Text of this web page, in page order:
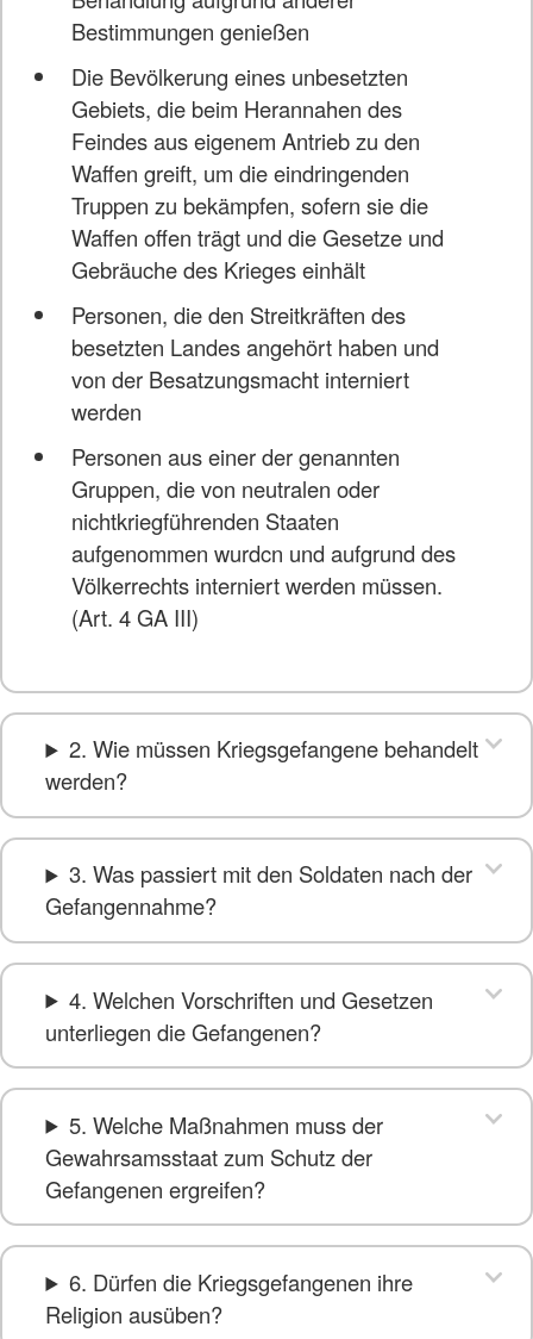
Bestimmungen genießen
Die Bevölkerung eines unbesetzten
Gebiets, die beim Herannahen des
Feindes aus eigenem Antrieb zu den
Waffen greift, um die eindringenden
Truppen zu bekämpfen, sofern sie die
Waffen offen trägt und die Gesetze und
Gebräuche des Krieges einhält
Personen, die den Streitkräften des
besetzten Landes angehört haben und
von der Besatzungsmacht interniert
werden
Personen aus einer der genannten
Gruppen, die von neutralen oder
nichtkriegführenden Staaten
aufgenommen wurdcn und aufgrund des
Völkerrechts interniert werden müssen.
(Art. 4 GA III)
2. Wie müssen Kriegsgefangene behandelt
werden?
3. Was passiert mit den Soldaten nach der
Gefangennahme?
4. Welchen Vorschriften und Gesetzen
unterliegen die Gefangenen?
5. Welche Maßnahmen muss der
Gewahrsamsstaat zum Schutz der
Gefangenen ergreifen?
6. Dürfen die Kriegsgefangenen ihre
Religion ausüben?